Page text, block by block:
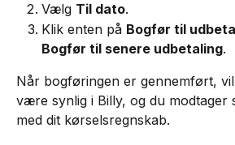
Vælg Til dato.
Klik enten på Bogfør til
Bogfør til senere udbetaling.
Når bogføringen er gennemført,
være synlig i Billy, og du modtager
med dit kørselsregnskab.